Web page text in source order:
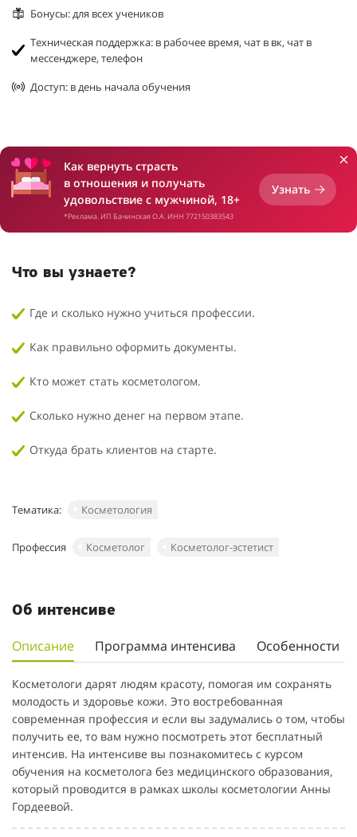
Бонусы: для всех учеников
Техническая поддержка: в рабочее время, чат в вк, чат в
мессенджере, телефон
Доступ: в день начала обучения
Как вернуть страсть
в отношения и получать
удовольствие с мужчиной, 18+
*Реклама. ИП Бачинская О.А. ИНН 772150383543
Узнать
Что вы узнаете?
Где и сколько нужно учиться профессии.
Как правильно оформить документы.
Кто может стать косметологом.
Сколько нужно денег на первом этапе.
Откуда брать клиентов на старте.
Тематика: Косметология
Профессия Косметолог Косметолог-эстетист
Об интенсиве
Описание Программа интенсива Особенности
Косметологи дарят людям красоту, помогая им сохранять
молодость и здоровье кожи. Это востребованная
современная профессия и если вы задумались о том, чтобы
получить ее, то вам нужно посмотреть этот бесплатный
интенсив. На интенсиве вы познакомитесь с курсом
обучения на косметолога без медицинского образования,
который проводится в рамках школы косметологии Анны
Гордеевой.